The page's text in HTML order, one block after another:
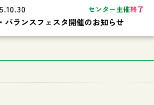
センター主催終了
バランスフェスタ開催のお知らせ